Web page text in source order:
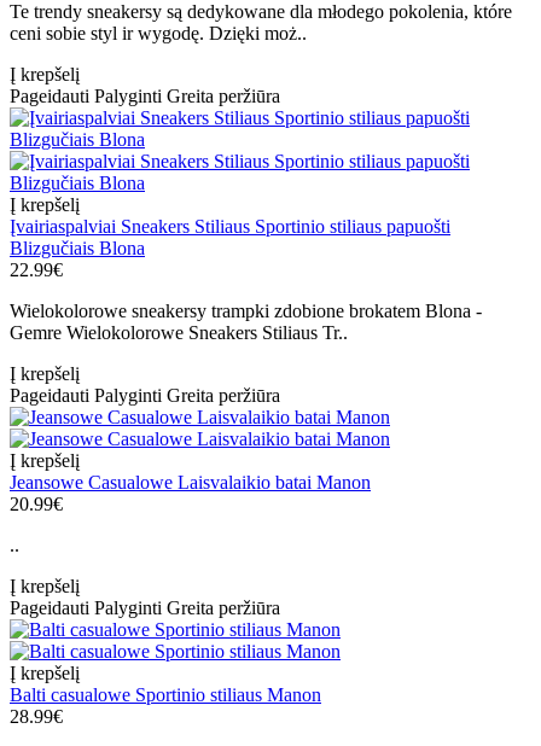
Te trendy sneakersy są dedykowane dla młodego pokolenia, które
ceni sobie styl ir wygodę. Dzięki moż..
Į krepšelį
Pageidauti Palyginti Greita peržiūra
Į krepšelį
Įvairiaspalviai Sneakers Stiliaus Sportinio stiliaus papuošti
Blizgučiais Blona
22.99€
Wielokolorowe sneakersy trampki zdobione brokatem Blona -
Gemre Wielokolorowe Sneakers Stiliaus Tr..
Į krepšelį
Pageidauti Palyginti Greita peržiūra
Į krepšelį
Jeansowe Casualowe Laisvalaikio batai Manon
20.99€
..
Į krepšelį
Pageidauti Palyginti Greita peržiūra
Į krepšelį
Balti casualowe Sportinio stiliaus Manon
28.99€